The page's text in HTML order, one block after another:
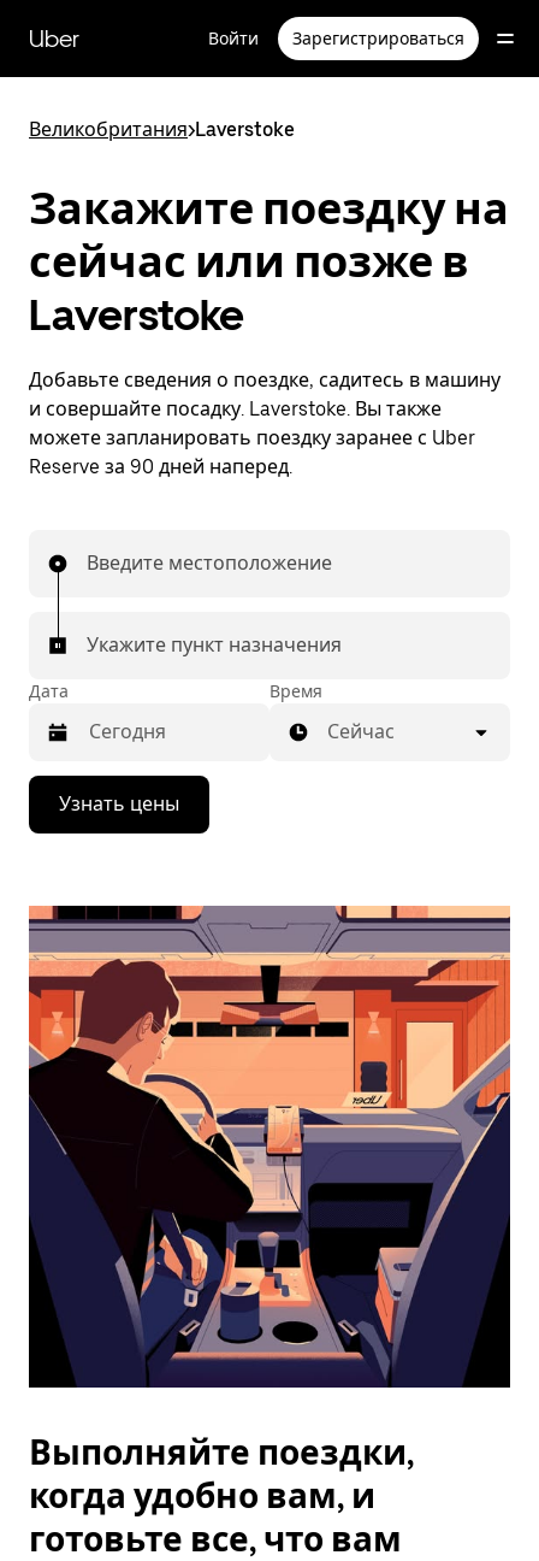
перейти
к
содержимому
Uber Войти Зарегистрироваться
Великобритания>Laverstoke
Закажите поездку на
сейчас или позже в
Laverstoke
Добавьте сведения о поездке, садитесь в машину
и совершайте посадку. Laverstoke. Вы также
можете запланировать поездку заранее с Uber
Reserve за 90 дней наперед.
Введите местоположение
Укажите пункт назначения
Дата
Нажмите
стрелку
вниз,
календарю
выбрать
дату.
Чтобы
закрыть
календарь,
нажмите
Esc.
Время
Сейчас
Узнать цены
Выполняйте поездки,
когда удобно вам, и
готовьте все, что вам